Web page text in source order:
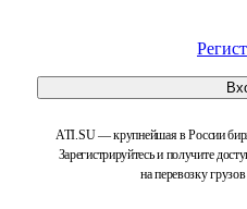
ATI.SU — крупнейшая в России
Зарегистрируйтесь и получите
на перевозку